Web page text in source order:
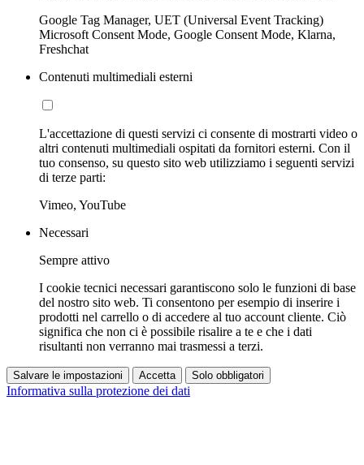
Google Tag Manager, UET (Universal Event Tracking)
Microsoft Consent Mode, Google Consent Mode, Klarna,
Freshchat
Contenuti multimediali esterni
L'accettazione di questi servizi ci consente di mostrarti video o
altri contenuti multimediali ospitati da fornitori esterni. Con il
tuo consenso, su questo sito web utilizziamo i seguenti servizi
di terze parti:
Vimeo, YouTube
Necessari
Sempre attivo
I cookie tecnici necessari garantiscono solo le funzioni di base
del nostro sito web. Ti consentono per esempio di inserire i
prodotti nel carrello o di accedere al tuo account cliente. Ciò
significa che non ci è possibile risalire a te e che i dati
risultanti non verranno mai trasmessi a terzi.
Salvare le impostazioni Accetta Solo obbligatori
Informativa sulla protezione dei dati